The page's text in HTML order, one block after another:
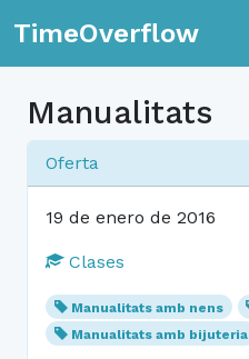
TimeOverflow
Manualitats
Oferta
19 de enero de 2016
Clases
Manualitats amb nens
Manualitats amb bijuteria